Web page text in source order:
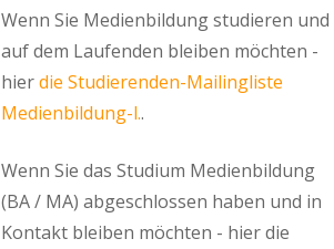
Wenn Sie Medienbildung studieren und
auf dem Laufenden bleiben möchten -
hierdie Studierenden-Mailingliste
Medienbildung-l..
Wenn Sie das Studium Medienbildung
(BA / MA) abgeschlossen haben und in
Kontakt bleiben möchten - hier die